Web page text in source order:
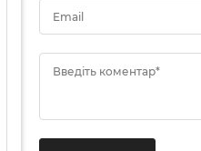
Email
Введіть коментар*